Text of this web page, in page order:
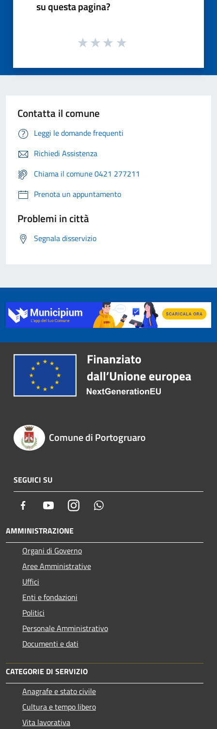
su questa pagina?
Contatta il comune
Leggi le domande frequenti
Richiedi Assistenza
Chiama il comune 0421 277211
Prenota un appuntamento
Problemi in città
Segnala disservizio
Comune di Portogruaro
SEGUICI SU
Facebook YoutubeInstagram
AMMINISTRAZIONE
Organi di Governo
Aree Amministrative
Uffici
Enti e fondazioni
Politici
Personale Amministrativo
Documenti e dati
CATEGORIE DI SERVIZIO
Anagrafe e stato civile
Cultura e tempo libero
Vita lavorativa